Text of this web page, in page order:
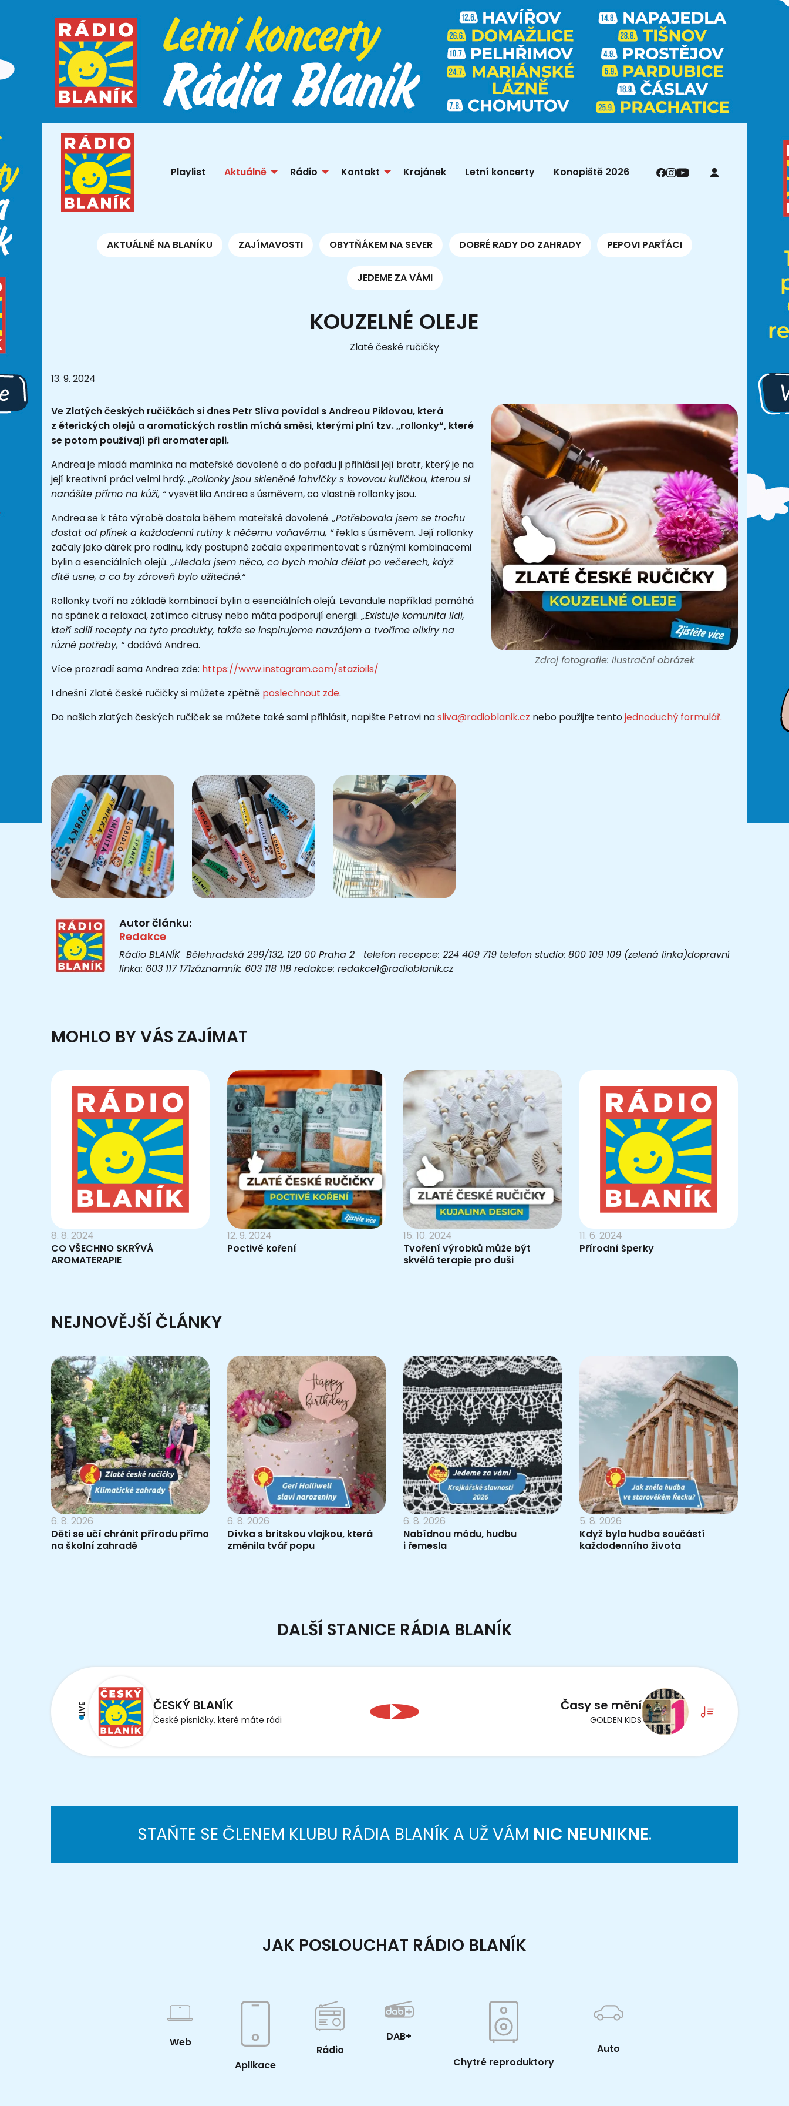
Playlist Aktuálně Rádio Kontakt Krajánek Letní koncerty Konopiště 2026
AKTUÁLNĚ NA BLANÍKU ZAJÍMAVOSTI OBYTŇÁKEM NA SEVER DOBRÉ RADY DO ZAHRADY PEPOVI PARŤÁCI
JEDEME ZA VÁMI
KOUZELNÉ OLEJE
Zlaté české ručičky
13. 9. 2024
Zdroj fotografie: Ilustrační obrázek
Ve Zlatých českých ručičkách si dnes Petr Slíva povídal s Andreou Piklovou, která
z éterických olejů a aromatických rostlin míchá směsi, kterými plní tzv. „rollonky“, které
se potom používají při aromaterapii.
Andrea je mladá maminka na mateřské dovolené a do pořadu ji přihlásil její bratr, který je na
její kreativní práci velmi hrdý. „Rollonky jsou skleněné lahvičky s kovovou kuličkou, kterou si
nanášíte přímo na kůži, “vysvětlila Andrea s úsměvem, co vlastně rollonky jsou.
Andrea se k této výrobě dostala během mateřské dovolené.„Potřebovala jsem se trochu
dostat od plínek a každodenní rutiny k něčemu voňavému, “řekla s úsměvem. Její rollonky
začaly jako dárek pro rodinu, kdy postupně začala experimentovat s různými kombinacemi
bylin a esenciálních olejů. „Hledala jsem něco, co bych mohla dělat po večerech, když
dítě usne, a co by zároveň bylo užitečné.“
Rollonky tvoří na základě kombinací bylin a esenciálních olejů. Levandule například pomáhá
na spánek a relaxaci, zatímco citrusy nebo máta podporují energii. „Existuje komunita lidí,
kteří sdílí recepty na tyto produkty, takže se inspirujeme navzájem a tvoříme elixíry na
různé potřeby, “dodává Andrea.
Více prozradí sama Andrea zde: https://www.instagram.com/stazioils/
I dnešní Zlaté české ručičky si můžete zpětně poslechnout zde.
Do našich zlatých českých ručiček se můžete také sami přihlásit, napište Petrovi nasliva@radioblanik.cz nebo použijte tentojednoduchý formulář.
Autor článku:
Redakce
Rádio BLANÍK Bělehradská 299/132, 120 00 Praha 2 telefon recepce: 224 409 719 telefon studio: 800 109 109 (zelená linka)dopravní
linka: 603 117 171záznamník: 603 118 118 redakce: redakce1@radioblanik.cz
MOHLO BY VÁS ZAJÍMAT
8. 8. 2024
CO VŠECHNO SKRÝVÁ
AROMATERAPIE
12. 9. 2024
Poctivé koření
15. 10. 2024
Tvoření výrobků může být
skvělá terapie pro duši
11. 6. 2024
Přírodní šperky
NEJNOVĚJŠÍ ČLÁNKY
6. 8. 2026
Děti se učí chránit přírodu přímo
na školní zahradě
6. 8. 2026
Dívka s britskou vlajkou, která
změnila tvář popu
6. 8. 2026
Nabídnou módu, hudbu
i řemesla
5. 8. 2026
Když byla hudba součástí
každodenního života
DALŠÍ STANICE RÁDIA BLANÍK
LIVE ČESKÝ BLANÍK
České písničky, které máte rádi
Časy se mění
GOLDEN KIDS
STAŇTE SE ČLENEM KLUBU RÁDIA BLANÍK A UŽ VÁM NIC NEUNIKNE.
JAK POSLOUCHAT RÁDIO BLANÍK
Web
Aplikace
Rádio
DAB+
Chytré reproduktory
Auto